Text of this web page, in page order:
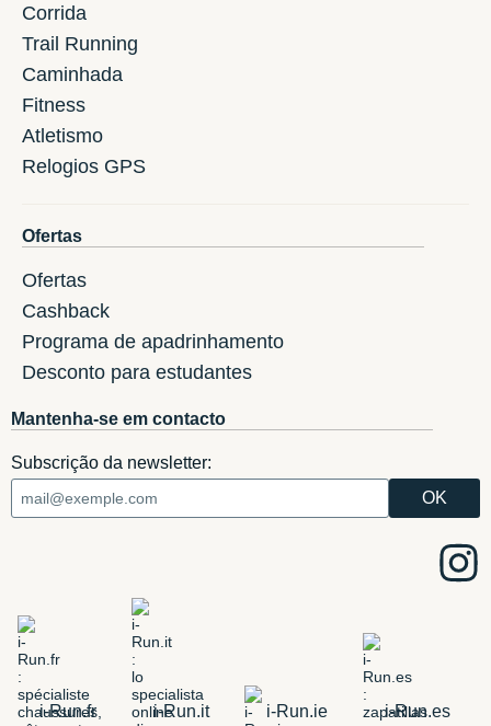
Corrida
Trail Running
Caminhada
Fitness
Atletismo
Relogios GPS
Ofertas
Ofertas
Cashback
Programa de apadrinhamento
Desconto para estudantes
Mantenha-se em contacto
Subscrição da newsletter:
i-Run.fr i-Run.it i-Run.ie i-Run.es